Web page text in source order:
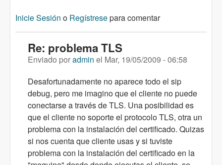
Inicie Sesión o Regístresepara comentar
Re: problema TLS
Enviado poradmin el Mar, 19/05/2009 - 06:58
Desafortunadamente no aparece todo el sip
debug, pero me imagino que el cliente no puede
conectarse a través de TLS. Una posibilidad es
que el cliente no soporte el protocolo TLS, otra un
problema con la instalación del certificado. Quizas
si nos cuenta que cliente usas y si tuviste
problema con la instalación del certificado en la